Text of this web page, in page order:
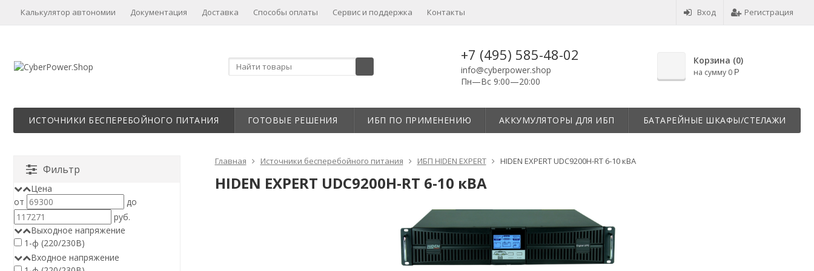
Вход Регистрация
Калькулятор автономии Документация Доставка Способы оплаты Сервис и поддержка Контакты
+7 (495) 585-48-02
info@cyberpower.shop
Пн—Вс 9:00—20:00
Корзина (0)
на сумму 0 Р
ИСТОЧНИКИ БЕСПЕРЕБОЙНОГО ПИТАНИЯ ГОТОВЫЕ РЕШЕНИЯ ИБП ПО ПРИМЕНЕНИЮ АККУМУЛЯТОРЫ ДЛЯ ИБП БАТАРЕЙНЫЕ ШКАФЫ/СТЕЛАЖИ
Главная Источники бесперебойного питания ИБП HIDEN EXPERT HIDEN EXPERT UDC9200H-RT 6-10 кВА
HIDEN EXPERT UDC9200H-RT 6-10 кВА
Фильтр
Цена
от
до
руб.
Выходное напряжение
1-ф (220/230В)
Входное напряжение